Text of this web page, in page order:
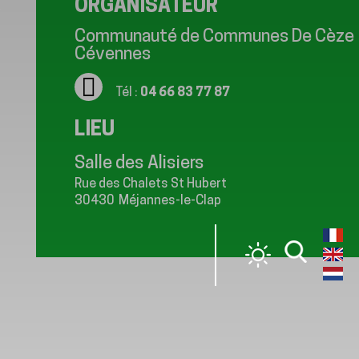
ORGANISATEUR
Communauté de Communes De Cèze
Cévennes
Tél : 04 66 83 77 87
LIEU
Salle des Alisiers
Rue des Chalets St Hubert
30430 Méjannes-le-Clap